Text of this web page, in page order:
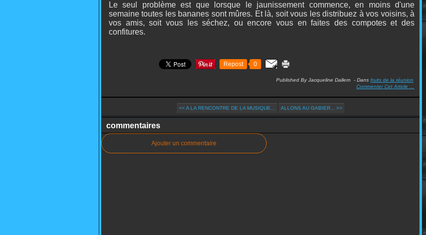
Le seul problème est que lorsque le jaunissement commence, en moins d'une
semaine toutes les bananes sont mûres. Et là, soit vous les distribuez à vos voisins, à
vos amis, soit vous les séchez, ou encore vous en faites des compotes et des
confitures.
Repost 0
Published By Jacqueline Dallem - Dans fruits de la réunion
Commenter Cet Article
<< A LA RENCONTRE DE LA MUSIQUE... ALLONS AU GABIER... >>
commentaires
Ajouter un commentaire